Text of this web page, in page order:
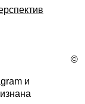
©
и